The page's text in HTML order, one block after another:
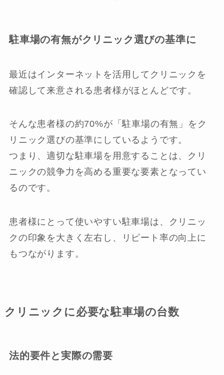
駐車場の有無がクリニック選びの基準に
最近はインターネットを活用してクリニックを
確認して来意される患者様がほとんどです。
そんな患者様の約70%が「駐車場の有無」をク
リニック選びの基準にしているようです。
つまり、適切な駐車場を用意することは、クリ
ニックの競争力を高める重要な要素となってい
るのです。
患者様にとって使いやすい駐車場は、クリニッ
クの印象を大きく左右し、リピート率の向上に
もつながります。
クリニックに必要な駐車場の台数
法的要件と実際の需要